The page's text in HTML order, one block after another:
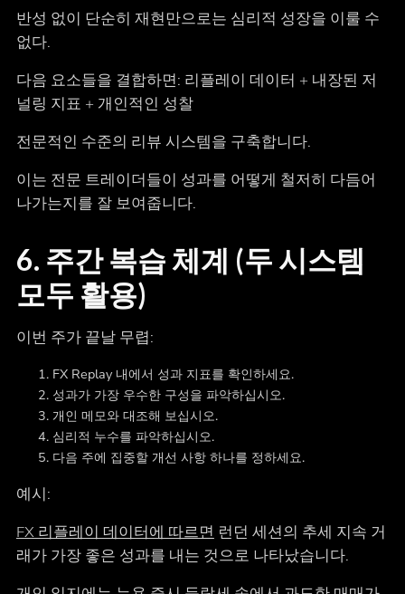
반성 없이 단순히 재현만으로는 심리적 성장을 이룰 수
없다.
다음 요소들을 결합하면: 리플레이 데이터 + 내장된 저
널링 지표 + 개인적인 성찰
전문적인 수준의 리뷰 시스템을 구축합니다.
이는 전문 트레이더들이 성과를 어떻게 철저히 다듬어
나가는지를 잘 보여줍니다.
6. 주간 복습 체계 (두 시스템
모두 활용)
이번 주가 끝날 무렵:
FX Replay 내에서 성과 지표를 확인하세요.
성과가 가장 우수한 구성을 파악하십시오.
개인 메모와 대조해 보십시오.
심리적 누수를 파악하십시오.
다음 주에 집중할 개선 사항 하나를 정하세요.
예시:
FX 리플레이 데이터에 따르면 런던 세션의 추세 지속 거
래가 가장 좋은 성과를 내는 것으로 나타났습니다.